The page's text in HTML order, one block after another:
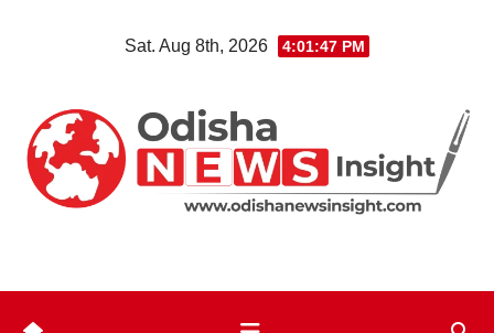
Sat. Aug 8th, 2026 4:01:47 PM